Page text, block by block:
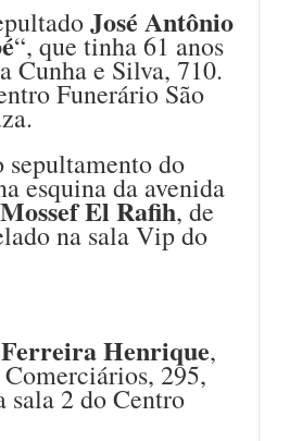
José Antônio
“, que tinha 61 anos
Cunha e Silva, 710.
Funerário São
sepultamento do
esquina da avenida
El Rafih, de
na sala Vip do
Henrique,
295,
sala 2 do Centro